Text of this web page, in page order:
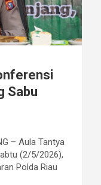
Sabu
– Aula Tantya
(2/5/2026),
Polda Riau